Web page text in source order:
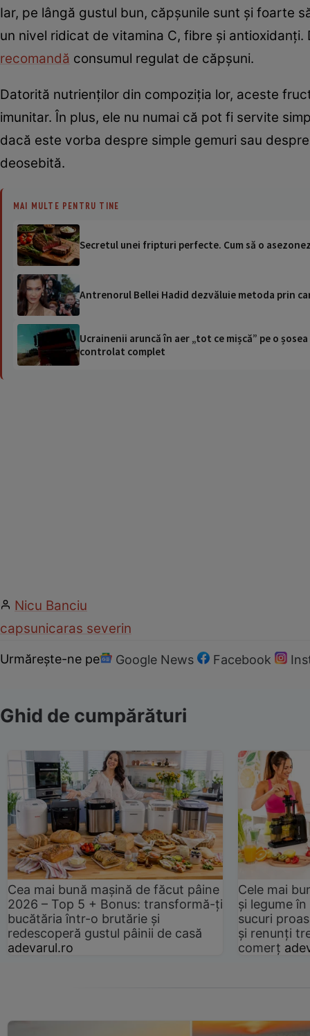
Iar, pe lângă gustul bun, căpșunile sunt și foarte
un nivel ridicat de vitamina C, fibre și
recomandă consumul regulat de căpșuni.
Datorită nutrienților din compoziția lor, aceste
imunitar. În plus, ele nu numai că pot fi servite
dacă este vorba despre simple gemuri sau
deosebită.
MAI MULTE PENTRU TINE
Secretul unei fripturi perfecte. Cum să o
Antrenorul Bellei Hadid dezvăluie metoda prin
Ucrainenii aruncă în aer „tot ce mișcă” pe o
controlat complet
Nicu Banciu
capsunicaras severin
Urmărește-ne pe Google News Facebook
Ghid de cumpărături
Cea mai bună mașină de făcut pâine
2026 – Top 5 + Bonus: transformă-ți
bucătăria într-o brutărie și
redescoperă gustul pâinii de casă
adevarul.ro
Cele mai
și legume
sucuri
și renunți
comerț